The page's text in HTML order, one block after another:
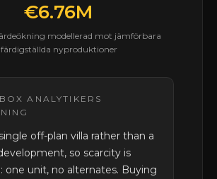
€6.76M
modellerad mot jämförbara
färdigställda nyproduktioner
ANALYTIKERS
off-plan villa rather than a
so scarcity is
one unit, no alternates. Buying